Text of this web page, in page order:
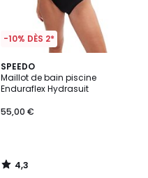
-10% DÈS 2*
SPEEDO
Maillot de bain piscine
Enduraflex Hydrasuit
55,00 €
4,3
/ 5
4,3
/